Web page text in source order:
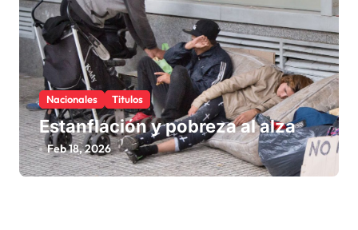
Nacionales Titulos
Estanflación y pobreza al alza
Feb 18, 2026